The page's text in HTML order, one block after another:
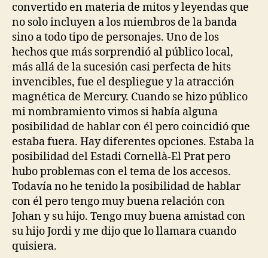
convertido en materia de mitos y leyendas que
no solo incluyen a los miembros de la banda
sino a todo tipo de personajes. Uno de los
hechos que más sorprendió al público local,
más allá de la sucesión casi perfecta de hits
invencibles, fue el despliegue y la atracción
magnética de Mercury. Cuando se hizo público
mi nombramiento vimos si había alguna
posibilidad de hablar con él pero coincidió que
estaba fuera. Hay diferentes opciones. Estaba la
posibilidad del Estadi Cornellà-El Prat pero
hubo problemas con el tema de los accesos.
Todavía no he tenido la posibilidad de hablar
con él pero tengo muy buena relación con
Johan y su hijo. Tengo muy buena amistad con
su hijo Jordi y me dijo que lo llamara cuando
quisiera.